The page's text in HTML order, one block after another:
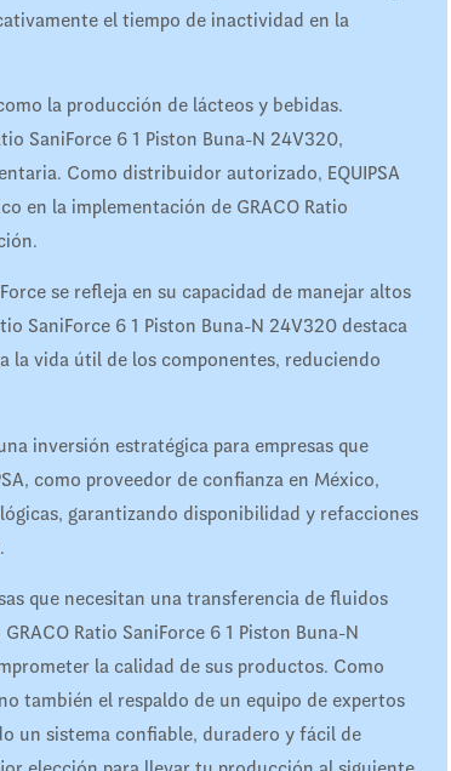
el tiempo de inactividad en la
la producción de lácteos y bebidas.
SaniForce 6 1 Piston Buna-N 24V320,
Como distribuidor autorizado, EQUIPSA
en la implementación de GRACO Ratio
se refleja en su capacidad de manejar altos
SaniForce 6 1 Piston Buna-N 24V320 destaca
la vida útil de los componentes, reduciendo
inversión estratégica para empresas que
como proveedor de confianza en México,
garantizando disponibilidad y refacciones
que necesitan una transferencia de fluidos
Ratio SaniForce 6 1 Piston Buna-N
la calidad de sus productos. Como
también el respaldo de un equipo de expertos
un sistema confiable, duradero y fácil de